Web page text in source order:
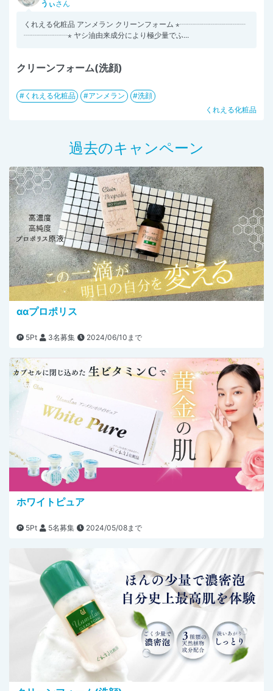
うぃさん
くれえる化粧品 アンメラン クリーンフォーム ⋆┈┈┈┈┈┈┈┈┈
┈┈┈┈┈┈⋆ ヤシ油由来成分により極少量でふ...
クリーンフォーム(洗顔)
くれえる化粧品 アンメラン
洗顔
くれえる化粧品
過去のキャンペーン
ααプロポリス
5Pt 3名募集 2024/06/10まで
ホワイトピュア
5Pt 5名募集 2024/05/08まで